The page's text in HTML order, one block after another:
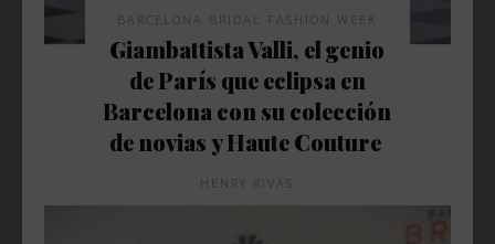
BARCELONA BRIDAL FASHION WEEK
Giambattista Valli, el genio
de París que eclipsa en
Barcelona con su colección
de novias y Haute Couture
HENRY RIVAS